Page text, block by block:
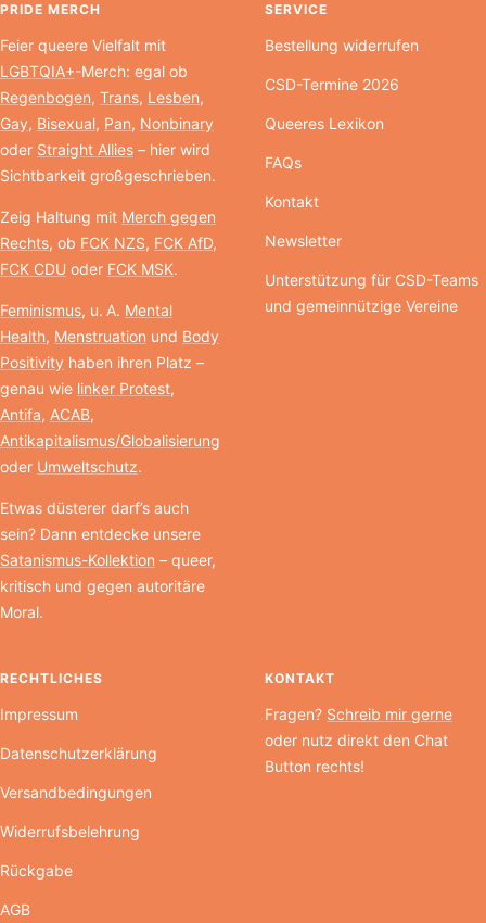
PRIDE MERCH
Feier queere Vielfalt mit
LGBTQIA+-Merch: egal ob
Regenbogen, Trans, Lesben,
Gay, Bisexual, Pan, Nonbinary
oder Straight Allies – hier wird
Sichtbarkeit großgeschrieben.
Zeig Haltung mit Merch gegen
Rechts, ob FCK NZS, FCK AfD,
FCK CDU oder FCK MSK.
Feminismus, u. A. Mental
Health, Menstruation und Body
Positivity haben ihren Platz –
genau wie linker Protest,
Antifa, ACAB,
Antikapitalismus/Globalisierung
oder Umweltschutz.
Etwas düsterer darf’s auch
sein? Dann entdecke unsere
Satanismus-Kollektion – queer,
kritisch und gegen autoritäre
Moral.
SERVICE
Bestellung widerrufen
CSD-Termine 2026
Queeres Lexikon
FAQs
Kontakt
Newsletter
Unterstützung für CSD-Teams
und gemeinnützige Vereine
RECHTLICHES
Impressum
Datenschutzerklärung
Versandbedingungen
Widerrufsbelehrung
Rückgabe
AGB
KONTAKT
Fragen? Schreib mir gerne
oder nutz direkt den Chat
Button rechts!